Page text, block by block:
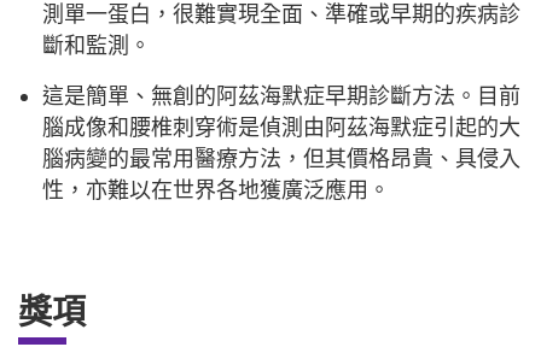
測單一蛋白，很難實現全面、準確或早期的疾病診
斷和監測。
這是簡單、無創的阿茲海默症早期診斷方法。目前
腦成像和腰椎刺穿術是偵測由阿茲海默症引起的大
腦病變的最常用醫療方法，但其價格昂貴、具侵入
性，亦難以在世界各地獲廣泛應用。
獎項